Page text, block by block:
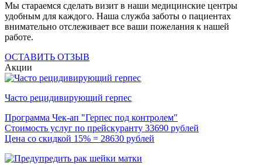
Мы стараемся сделать визит в наши медицинские центры
удобным для каждого. Наша служба заботы о пациентах
внимательно отслеживает все ваши пожелания к нашей
работе.
ОСТАВИТЬ ОТЗЫВ
Акции
Часто рецидивирующий герпес
Программа Чек-ап "Герпес под контролем"
Стоимость услуг по прейскуранту 33690 рублей
Цена со скидкой 15% = 28630 рублей